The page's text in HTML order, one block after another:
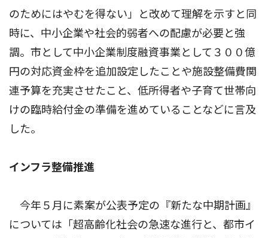
のためにはやむを得ない」と改めて理解を示すと同
時に、中小企業や社会的弱者への配慮が必要と強
調。市として中小企業制度融資事業として３００億
円の対応資金枠を追加設定したことや施設整備費関
連予算を充実させたこと、低所得者や子育て世帯向
けの臨時給付金の準備を進めていることなどに言及
した。
インフラ整備推進
今年５月に素案が公表予定の『新たな中期計画』
については「超高齢化社会の急速な進行と、都市イ